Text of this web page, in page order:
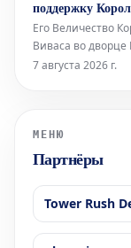
поддержку
Его Величество
Виваса во дворце
автономного
7 августа 2026 г.
МЕНЮ
Партнёры
Tower Rush